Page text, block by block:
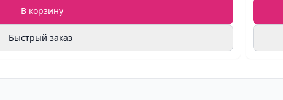
В корзину
Быстрый заказ